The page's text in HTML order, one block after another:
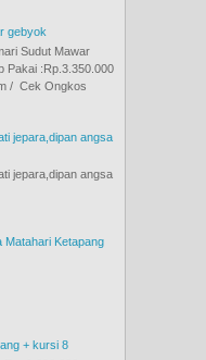
gebyok
Sudut Mawar
Pakai :Rp.3.350.000
/ Cek Ongkos
jepara,dipan angsa
jepara,dipan angsa
Matahari Ketapang
+ kursi 8